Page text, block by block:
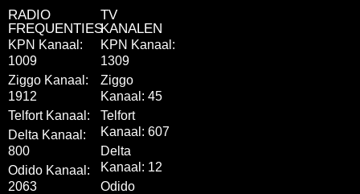
RADIO
FREQUENTIES
KPN Kanaal:
1009
Ziggo Kanaal:
1912
Telfort Kanaal:
Delta Kanaal:
800
Odido Kanaal:
2063
TV
KANALEN
KPN Kanaal:
1309
Ziggo
Kanaal: 45
Telfort
Kanaal: 607
Delta
Kanaal: 12
Odido